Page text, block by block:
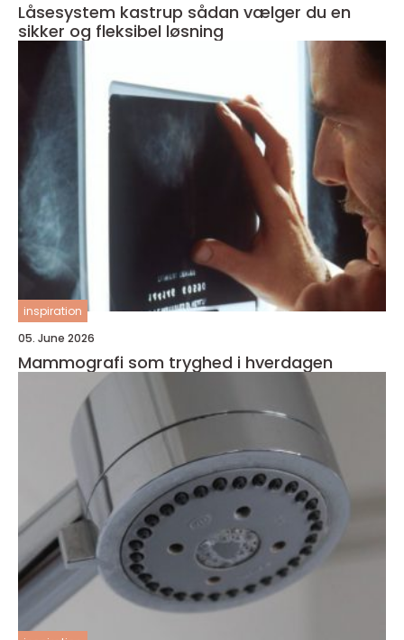
Låsesystem kastrup sådan vælger du en
sikker og fleksibel løsning
inspiration
05. June 2026
Mammografi som tryghed i hverdagen